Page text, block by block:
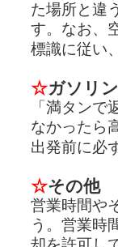
た場所と違
す。なお、
標識に従い
☆ガソリ
「満タン
なかったら
出発前に必
☆その他
営業時間や
う。営業時